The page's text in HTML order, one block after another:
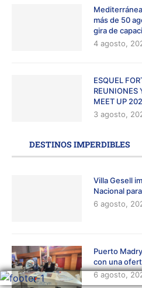
más de 50
gira de
4 agosto,
ESQUEL
REUNIONES
MEET UP
3 agosto,
DESTINOS IMPERDIBLES
Villa Gesell
Nacional
6 agosto,
Puerto
con una
6 agosto,